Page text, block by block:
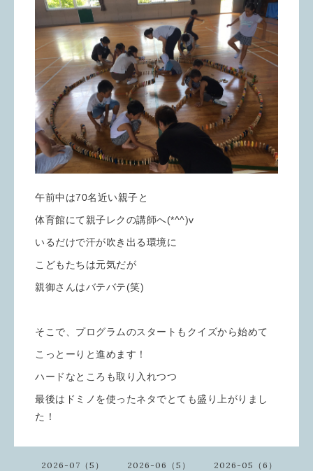
午前中は70名近い親子と
体育館にて親子レクの講師へ(*^^)v
いるだけで汗が吹き出る環境に
こどもたちは元気だが
親御さんはバテバテ(笑)
そこで、プログラムのスタートもクイズから始めて
こっとーりと進めます！
ハードなところも取り入れつつ
最後はドミノを使ったネタでとても盛り上がりまし
た！
2026-07（5） 2026-06（5） 2026-05（6）